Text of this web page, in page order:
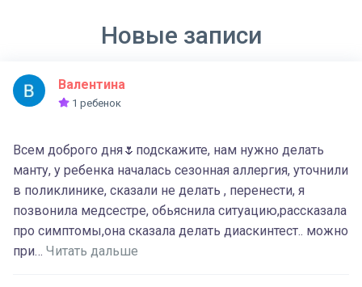
Новые записи
Валентина
1 ребенок
Всем доброго дня🌷подскажите, нам нужно делать
манту, у ребенка началась сезонная аллергия, уточнили
в поликлинике, сказали не делать , перенести, я
позвонила медсестре, обьяснила ситуацию,рассказала
про симптомы,она сказала делать диаскинтест.. можно
при… Читать дальше